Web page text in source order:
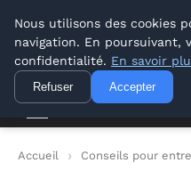
Lyon Photos
Lyon
Accueil
Conseils pour
Nous utilisons des cookies
navigation. En poursuivant,
confidentialité. En savoir
Refuser Accepter